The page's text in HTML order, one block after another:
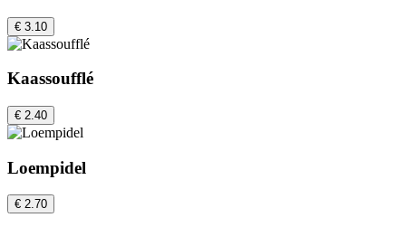
€ 3.10
Kaassoufflé
€ 2.40
Loempidel
€ 2.70